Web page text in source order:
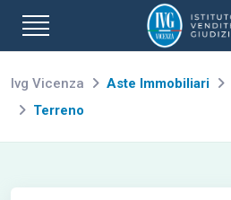
Ivg Vicenza Aste Immobiliari
Terreno